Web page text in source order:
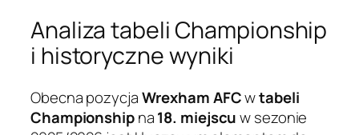
Analiza tabeli Championship
i historyczne wyniki
Obecna pozycjaWrexham AFCwtabeli
Championshipna18. miejscuw sezonie